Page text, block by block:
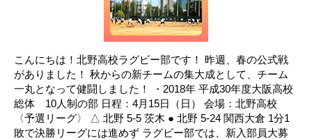
こんにちは！北野高校ラグビー部です！ 昨週、春の公式戦
がありました！ 秋からの新チームの集大成として、チーム
一丸となって健闘しました！ ・2018年 平成30年度大阪高校
総体 10人制の部 日程：4月15日（日） 会場：北野高校
〈予選リーグ〉 △ 北野 5-5 茨木 ● 北野 5-24 関西大倉 1分1
敗で決勝リーグには進めず ラグビー部では、新入部員大募